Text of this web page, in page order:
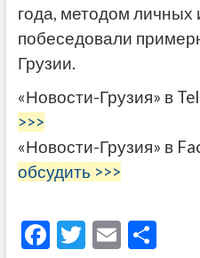
года, методом личных
побеседовали
Грузии.
«Новости-Грузия» в
>>>
«Новости-Грузия» в
обсудить >>>
F T E О